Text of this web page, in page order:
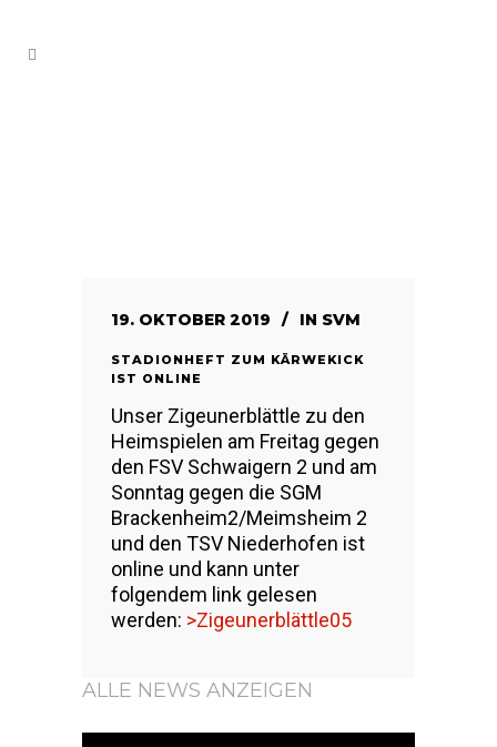
19. OKTOBER 2019 IN SVM
STADIONHEFT ZUM KÄRWEKICK
IST ONLINE
Unser Zigeunerblättle zu den
Heimspielen am Freitag gegen
den FSV Schwaigern 2 und am
Sonntag gegen die SGM
Brackenheim2/Meimsheim 2
und den TSV Niederhofen ist
online und kann unter
folgendem link gelesen
werden: >Zigeunerblättle05
ALLE NEWS ANZEIGEN